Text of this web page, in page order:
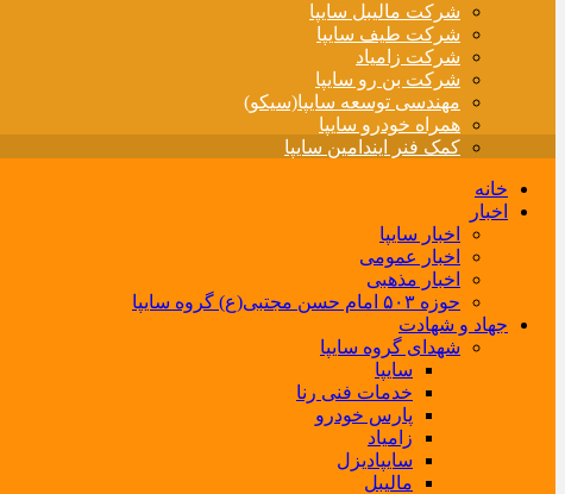
شرکت مالیبل سایپا
شرکت طیف سایپا
شرکت زامیاد
شرکت بن رو سایپا
مهندسی توسعه سایپا(سیکو)
همراه خودرو سایپا
کمک فنر ایندامین سایپا
خانه
اخبار
اخبار سایپا
اخبار عمومی
اخبار مذهبی
حوزه ۵۰۳ امام حسن مجتبی(ع) گروه سایپا
جهاد و شهادت
شهدای گروه سایپا
سایپا
خدمات فنی رنا
پارس خودرو
زامیاد
سایپادیزل
مالیبل